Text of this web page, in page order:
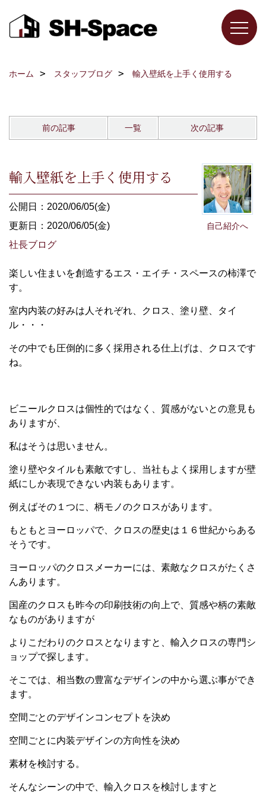
ホーム スタッフブログ 輸入壁紙を上手く使用する
前の記事 一覧 次の記事
自己紹介へ
輸入壁紙を上手く使用する
公開日：2020/06/05(金)
更新日：2020/06/05(金)
社長ブログ
楽しい住まいを創造するエス・エイチ・スペースの柿澤で
す。
室内内装の好みは人それぞれ、クロス、塗り壁、タイ
ル・・・
その中でも圧倒的に多く採用される仕上げは、クロスです
ね。
ビニールクロスは個性的ではなく、質感がないとの意見も
ありますが、
私はそうは思いません。
塗り壁やタイルも素敵ですし、当社もよく採用しますが壁
紙にしか表現できない内装もあります。
例えばその１つに、柄モノのクロスがあります。
もともとヨーロッパで、クロスの歴史は１６世紀からある
そうです。
ヨーロッパのクロスメーカーには、素敵なクロスがたくさ
んあります。
国産のクロスも昨今の印刷技術の向上で、質感や柄の素敵
なものがありますが
よりこだわりのクロスとなりますと、輸入クロスの専門シ
ョップで探します。
そこでは、相当数の豊富なデザインの中から選ぶ事ができ
ます。
空間ごとのデザインコンセプトを決め
空間ごとに内装デザインの方向性を決め
素材を検討する。
そんなシーンの中で、輸入クロスを検討しますと